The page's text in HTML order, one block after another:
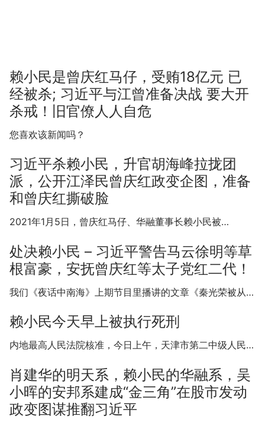
赖小民是曾庆红马仔，受贿18亿元 已
经被杀; 习近平与江曾准备决战 要大开
杀戒！旧官僚人人自危
您喜欢该新闻吗？
习近平杀赖小民，升官胡海峰拉拢团
派，公开江泽民曾庆红政变企图，准备
和曾庆红撕破脸
2021年1月5日，曾庆红马仔、华融董事长赖小民被…
处决赖小民 – 习近平警告马云徐明等草
根富豪，安抚曾庆红等太子党红二代！
我们《夜话中南海》上期节目里播讲的文章《秦光荣被从…
赖小民今天早上被执行死刑
内地最高人民法院核准，今日上午，天津市第二中级人民…
肖建华的明天系，赖小民的华融系，吴
小晖的安邦系建成“金三角”在股市发动
政变图谋推翻习近平